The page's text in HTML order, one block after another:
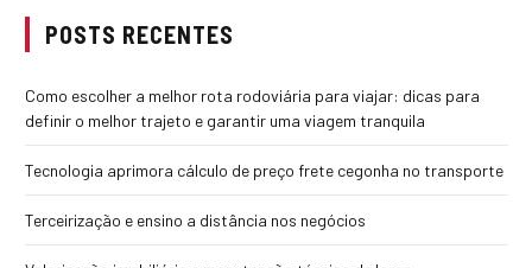
POSTS RECENTES
Como escolher a melhor rota rodoviária para viajar: dicas para
definir o melhor trajeto e garantir uma viagem tranquila
Tecnologia aprimora cálculo de preço frete cegonha no transporte
Terceirização e ensino a distância nos negócios